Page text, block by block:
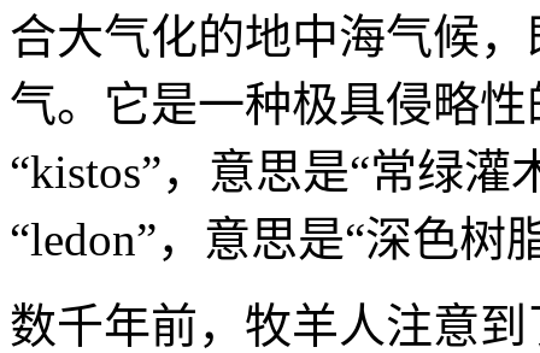
合大气化的地中海气候
气。它是一种极具侵略
“kistos”，意思是“常绿灌
“ledon”，意思是“深色树
数千年前，牧羊人注意